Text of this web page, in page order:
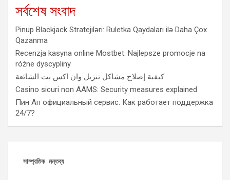
সর্বশেষ সংবাদ
Pinup Blackjack Stratejiləri: Ruletka Qaydaları ilə Daha Çox
Qazanma
Recenzja kasyna online Mostbet: Najlepsze promocje na
różne dyscypliny
كيفية إصلاح مشاكل تنزيل وان اكس بت الشائعة
Casino sicuri non AAMS: Security measures explained
Пин Ап официальный сервис: Как работает поддержка
24/7?
সাম্প্রতিক মন্তব্য